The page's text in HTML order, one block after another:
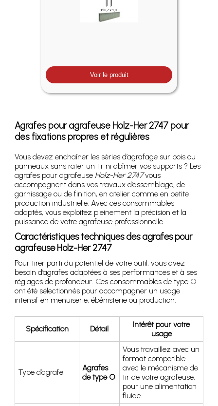
Voir le produit
Agrafes pour agrafeuse Holz-Her 2747 pour
des fixations propres et régulières
Vous devez enchaîner les séries d’agrafage sur bois ou
panneaux sans rater un tir ni abîmer vos supports ? Les
agrafes pour agrafeuse Holz-Her 2747vous
accompagnent dans vos travaux d’assemblage, de
garnissage ou de finition, en atelier comme en petite
production industrielle. Avec ces consommables
adaptés, vous exploitez pleinement la précision et la
puissance de votre agrafeuse professionnelle.
Caractéristiques techniques des agrafes pour
agrafeuse Holz-Her 2747
Pour tirer parti du potentiel de votre outil, vous avez
besoin d’agrafes adaptées à ses performances et à ses
réglages de profondeur. Ces consommables de type O
ont été sélectionnés pour accompagner un usage
intensif en menuiserie, ébénisterie ou production.
Spécification Détail
Intérêt pour votre
usage
Type d’agrafe
Agrafes
de type O
Vous travaillez avec un
format compatible
avec le mécanisme de
tir de votre agrafeuse,
pour une alimentation
fluide.